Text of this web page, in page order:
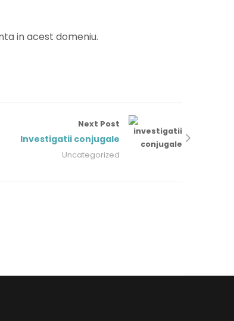
in acest domeniu.
Next Post
Investigatii conjugale
Uncategorized